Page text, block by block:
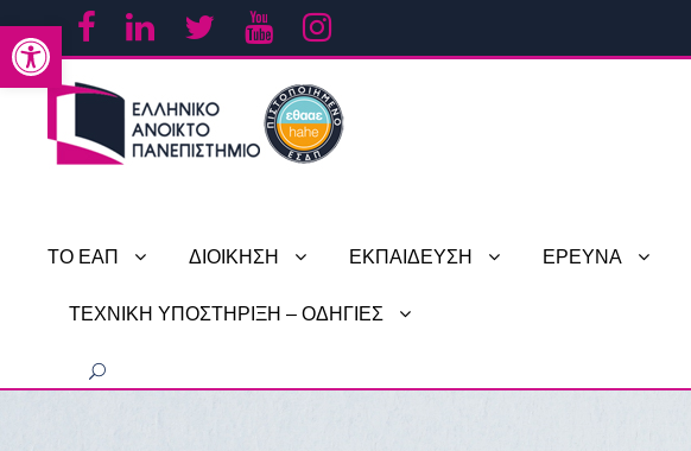
Ανοίξτε τη γραμμή εργαλείων
ΤΟ ΕΑΠ ΔΙΟΙΚΗΣΗ ΕΚΠΑΙΔΕΥΣΗ ΕΡΕΥΝΑ
ΤΕΧΝΙΚΗ ΥΠΟΣΤΗΡΙΞΗ – ΟΔΗΓΙΕΣ